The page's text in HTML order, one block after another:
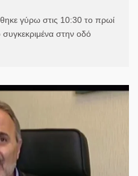
γύρω στις 10:30 το πρωί
στην οδό